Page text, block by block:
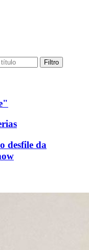
Filtro
desfile da